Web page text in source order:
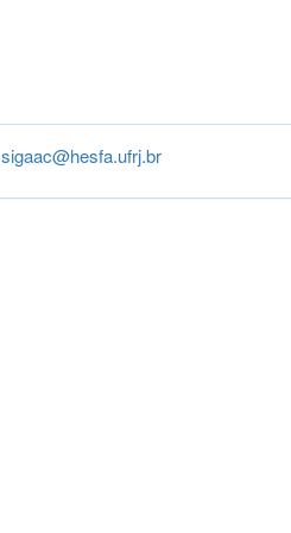
sigaac@hesfa.ufrj.br